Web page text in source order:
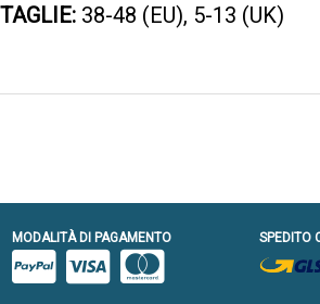
TAGLIE: 38-48 (EU), 5-13 (UK)
MODALITÀ DI PAGAMENTO SPEDITO